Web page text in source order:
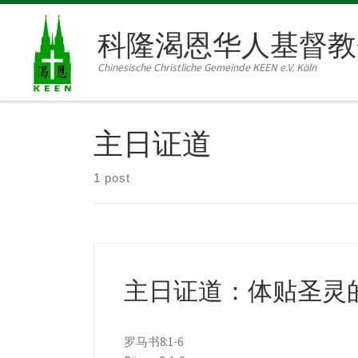
Skip to content
科隆渴恩华人基督
Chinesische Christliche Gemeinde KEEN e.V. Köln
主日证道
1 post
主日证道：体贴圣灵
罗马书8:1-6